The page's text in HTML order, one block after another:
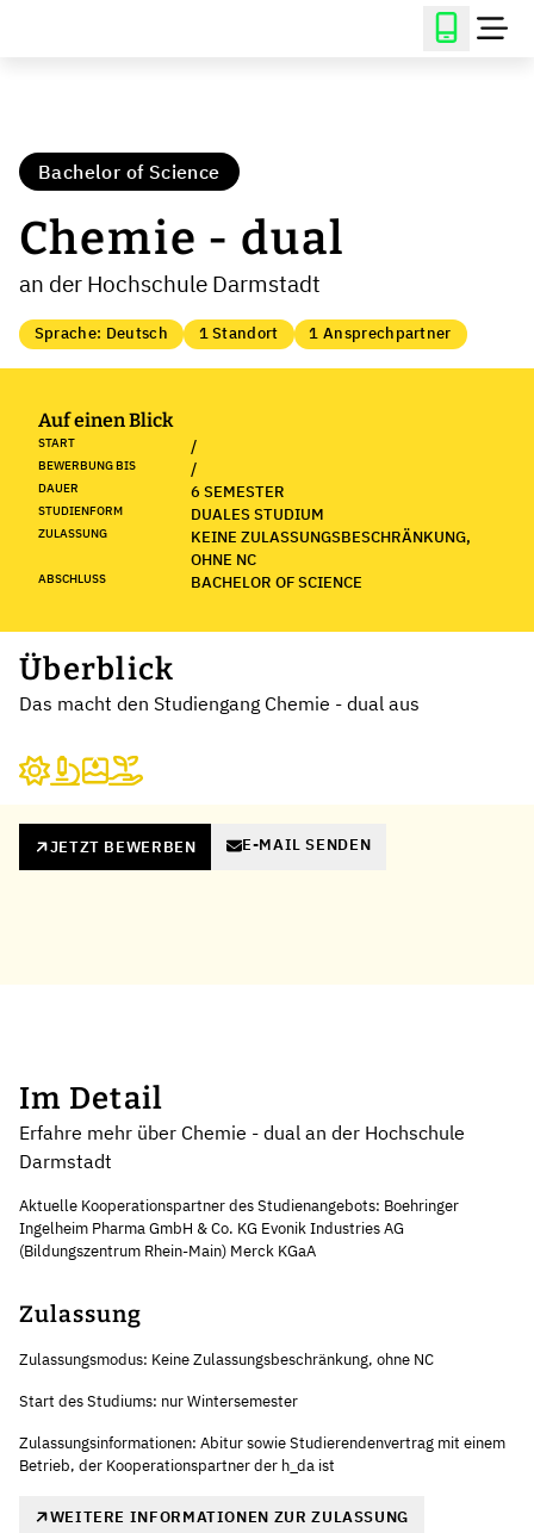
Bachelor of Science
Chemie - dual
an der Hochschule Darmstadt
Sprache: Deutsch 1 Standort 1 Ansprechpartner
Auf einen Blick
START /
BEWERBUNG BIS /
DAUER 6 SEMESTER
STUDIENFORM DUALES STUDIUM
ZULASSUNG
KEINE ZULASSUNGSBESCHRÄNKUNG,
OHNE NC
ABSCHLUSS BACHELOR OF SCIENCE
Überblick
Das macht den Studiengang Chemie - dual aus
JETZT BEWERBEN E-MAIL SENDEN
Im Detail
Erfahre mehr über Chemie - dual an der Hochschule
Darmstadt
Aktuelle Kooperationspartner des Studienangebots: Boehringer
Ingelheim Pharma GmbH & Co. KG Evonik Industries AG
(Bildungszentrum Rhein-Main) Merck KGaA
Zulassung
Zulassungsmodus: Keine Zulassungsbeschränkung, ohne NC
Start des Studiums: nur Wintersemester
Zulassungsinformationen: Abitur sowie Studierendenvertrag mit einem
Betrieb, der Kooperationspartner der h_da ist
WEITERE INFORMATIONEN ZUR ZULASSUNG